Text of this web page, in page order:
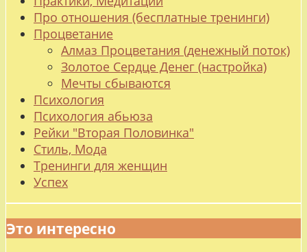
Про отношения (бесплатные тренинги)
Процветание
Алмаз Процветания (денежный поток)
Золотое Сердце Денег (настройка)
Мечты сбываются
Психология
Психология абьюза
Рейки "Вторая Половинка"
Стиль, Мода
Тренинги для женщин
Успех
Это интересно